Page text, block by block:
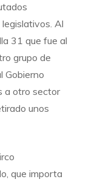
Al
31 que fue al
grupo de
Gobierno
a otro sector
unos
que importa